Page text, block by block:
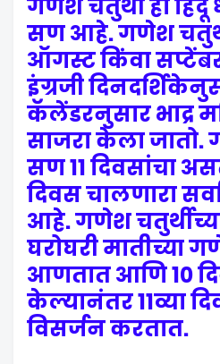
गणेश चतुर्थी हा हिंदू
सण आहे. गणेश
ऑगस्ट किंवा
इंग्रजी
कॅलेंडरनुसार भाद्र
साजरा केला जातो.
सण 11 दिवसांचा
दिवस चालणारा
आहे. गणेश
घरोघरी मातीच्या
आणतात आणि 10
केल्यानंतर 11व्या
विसर्जन करतात.